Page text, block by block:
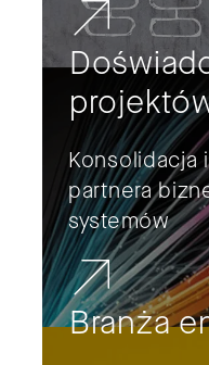
Konsolidacja
partnera
systemów
Branża